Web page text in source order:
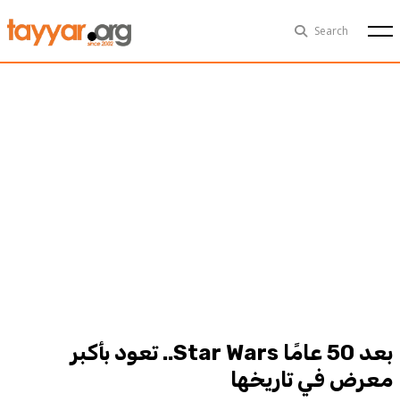
Search
Sat, Aug 8th 29°C
بعد 50 عامًا Star Wars.. تعود بأكبر
معرض في تاريخها